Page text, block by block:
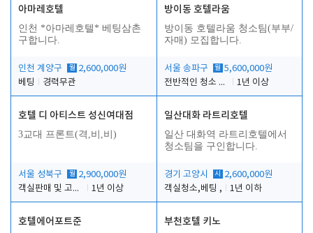
아마레호텔
인천 *아마레호텔* 베팅삼촌
구합니다.
인천 계양구 월 2,600,000원
베팅
경력무관
방이동 호텔라움
방이동 호텔라움 청소팀(부부/
자매) 모집합니다.
서울 송파구 월 5,600,000원
전반적인 청소 업무(객실청소.객실정리)
1년 이상
호텔 디 아티스트 성신여대점
3교대 프론트(격,비,비)
서울 성북구 월 2,900,000원
객실판매 및 고객응대
1년 이상
일산대화 라트리호텔
일산 대화역 라트리호텔에서
청소팀을 구인합니다.
경기 고양시 시
2,600,000원
객실청소,베팅 ,
1년 이하
호텔에어포트준 부천호텔 키노